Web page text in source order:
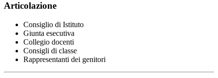
Articolazione
Consiglio di Istituto
Giunta esecutiva
Collegio docenti
Consigli di classe
Rappresentanti dei genitori